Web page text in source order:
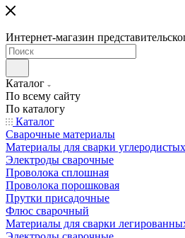
Интернет-магазин
Каталог
По всему сайту
По каталогу
Каталог
Сварочные материалы
Материалы для сварки
Электроды сварочные
Проволока сплошная
Проволока порошковая
Прутки присадочные
Флюс сварочный
Материалы для сварки